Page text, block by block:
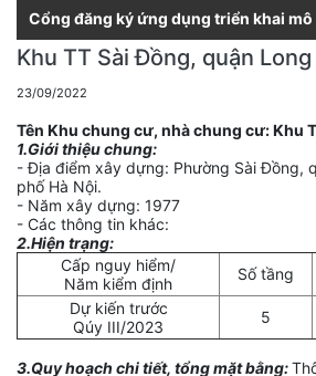
Cổng đăng ký ứng dụng triển khai mô
Khu TT Sài Đồng, quận Long
23/09/2022
Tên Khu chung cư, nhà chung cư: Khu
1.Giới thiệu chung:
- Địa điểm xây dựng: Phường Sài Đồng,
phố Hà Nội.
- Năm xây dựng: 1977
- Các thông tin khác:
2.Hiện trạng:
Cấp nguy hiểm/
Năm kiểm định
Số tầng
Dự kiến trước
Qúy III/2023
5
3.Quy hoạch chi tiết, tổng mặt bằng: